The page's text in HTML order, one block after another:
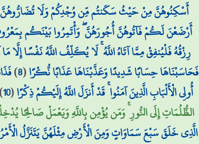
أَسْكِنُوهُنَّ مِنْ حَيْثُ سَكَنتُم مِّن وُجْدِكُمْ وَلَا
أَرْضَعْنَ لَكُمْ فَآتُوهُنَّ أُجُورَهُنَّ ۖ وَأْتَمِرُوا بَيْنَكُم
رِزْقُهُ فَلْيُنفِقْ مِمَّا آتَاهُ اللَّهُ ۚ لَا يُكَلِّفُ اللَّهُ نَفْسًا إِلَّا
فَحَاسَبْنَاهَا حِسَابًا شَدِيدًا وَعَذَّبْنَاهَا عَذَابًا نُّكْرًا(
8
)
أُولِي الْأَلْبَابِ الَّذِينَ آمَنُوا ۚ قَدْ أَنزَلَ اللَّهُ إِلَيْكُمْ ذِكْرًا(
10
الظُّلُمَاتِ إِلَى النُّورِ ۚ وَمَن يُؤْمِن بِاللَّهِ وَيَعْمَلْ صَالِحًا
الَّذِي خَلَقَ سَبْعَ سَمَاوَاتٍ وَمِنَ الْأَرْضِ مِثْلَهُنَّ يَتَنَزَّلُ